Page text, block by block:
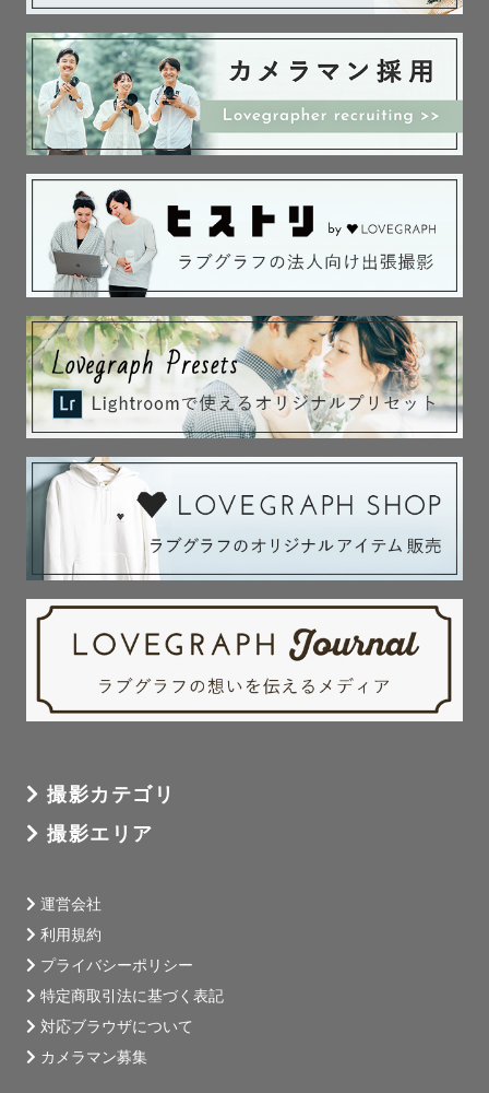
撮影カテゴリ
撮影エリア
運営会社
利用規約
プライバシーポリシー
特定商取引法に基づく表記
対応ブラウザについて
カメラマン募集